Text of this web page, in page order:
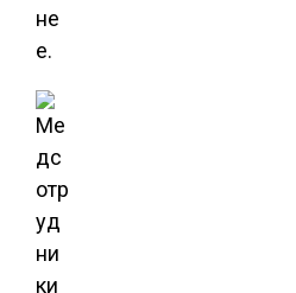
не
е.